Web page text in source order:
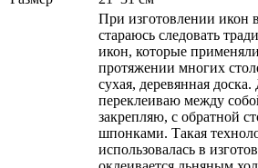
При изготовлении икон
стараюсь следовать
икон, которые
протяжении многих
сухая, деревянная
переклеиваю между
закрепляю, с обратной
шпонками. Такая
использовалась в